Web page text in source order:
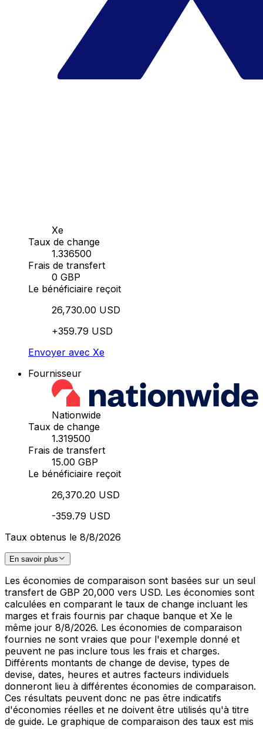
Xe
Taux de change
1.336500
Frais de transfert
0 GBP
Le bénéficiaire reçoit
26,730.00 USD
+359.79 USD
Envoyer avec Xe
Fournisseur
Nationwide
Taux de change
1.319500
Frais de transfert
15.00 GBP
Le bénéficiaire reçoit
26,370.20 USD
-359.79 USD
Taux obtenus le 8/8/2026
En savoir plus
Les économies de comparaison sont basées sur un seul
transfert de GBP 20,000 vers USD. Les économies sont
calculées en comparant le taux de change incluant les
marges et frais fournis par chaque banque et Xe le
même jour 8/8/2026. Les économies de comparaison
fournies ne sont vraies que pour l'exemple donné et
peuvent ne pas inclure tous les frais et charges.
Différents montants de change de devise, types de
devise, dates, heures et autres facteurs individuels
donneront lieu à différentes économies de comparaison.
Ces résultats peuvent donc ne pas être indicatifs
d'économies réelles et ne doivent être utilisés qu'à titre
de guide. Le graphique de comparaison des taux est mis